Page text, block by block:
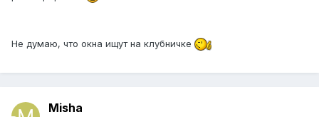
Не думаю, что окна ищут на клубничке
Misha